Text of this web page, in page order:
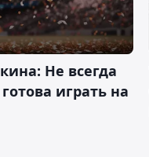
Не всегда
играть на